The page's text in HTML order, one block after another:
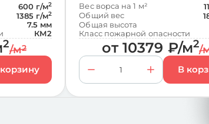
600 г/м2
1385 г/м2
7.5 мм
КМ2
2/м2
Вес ворса на 1 м²
Общий вес
Общая высота
Класс пожарной опасности
от10379 ₽/м2/